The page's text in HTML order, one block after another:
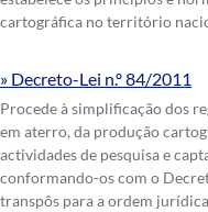
cartográfica no território
Decreto-Lei n.º 84/2011
Procede à simplificação dos
em aterro, da produção
actividades de pesquisa e
conformando-os com o
transpôs para a ordem